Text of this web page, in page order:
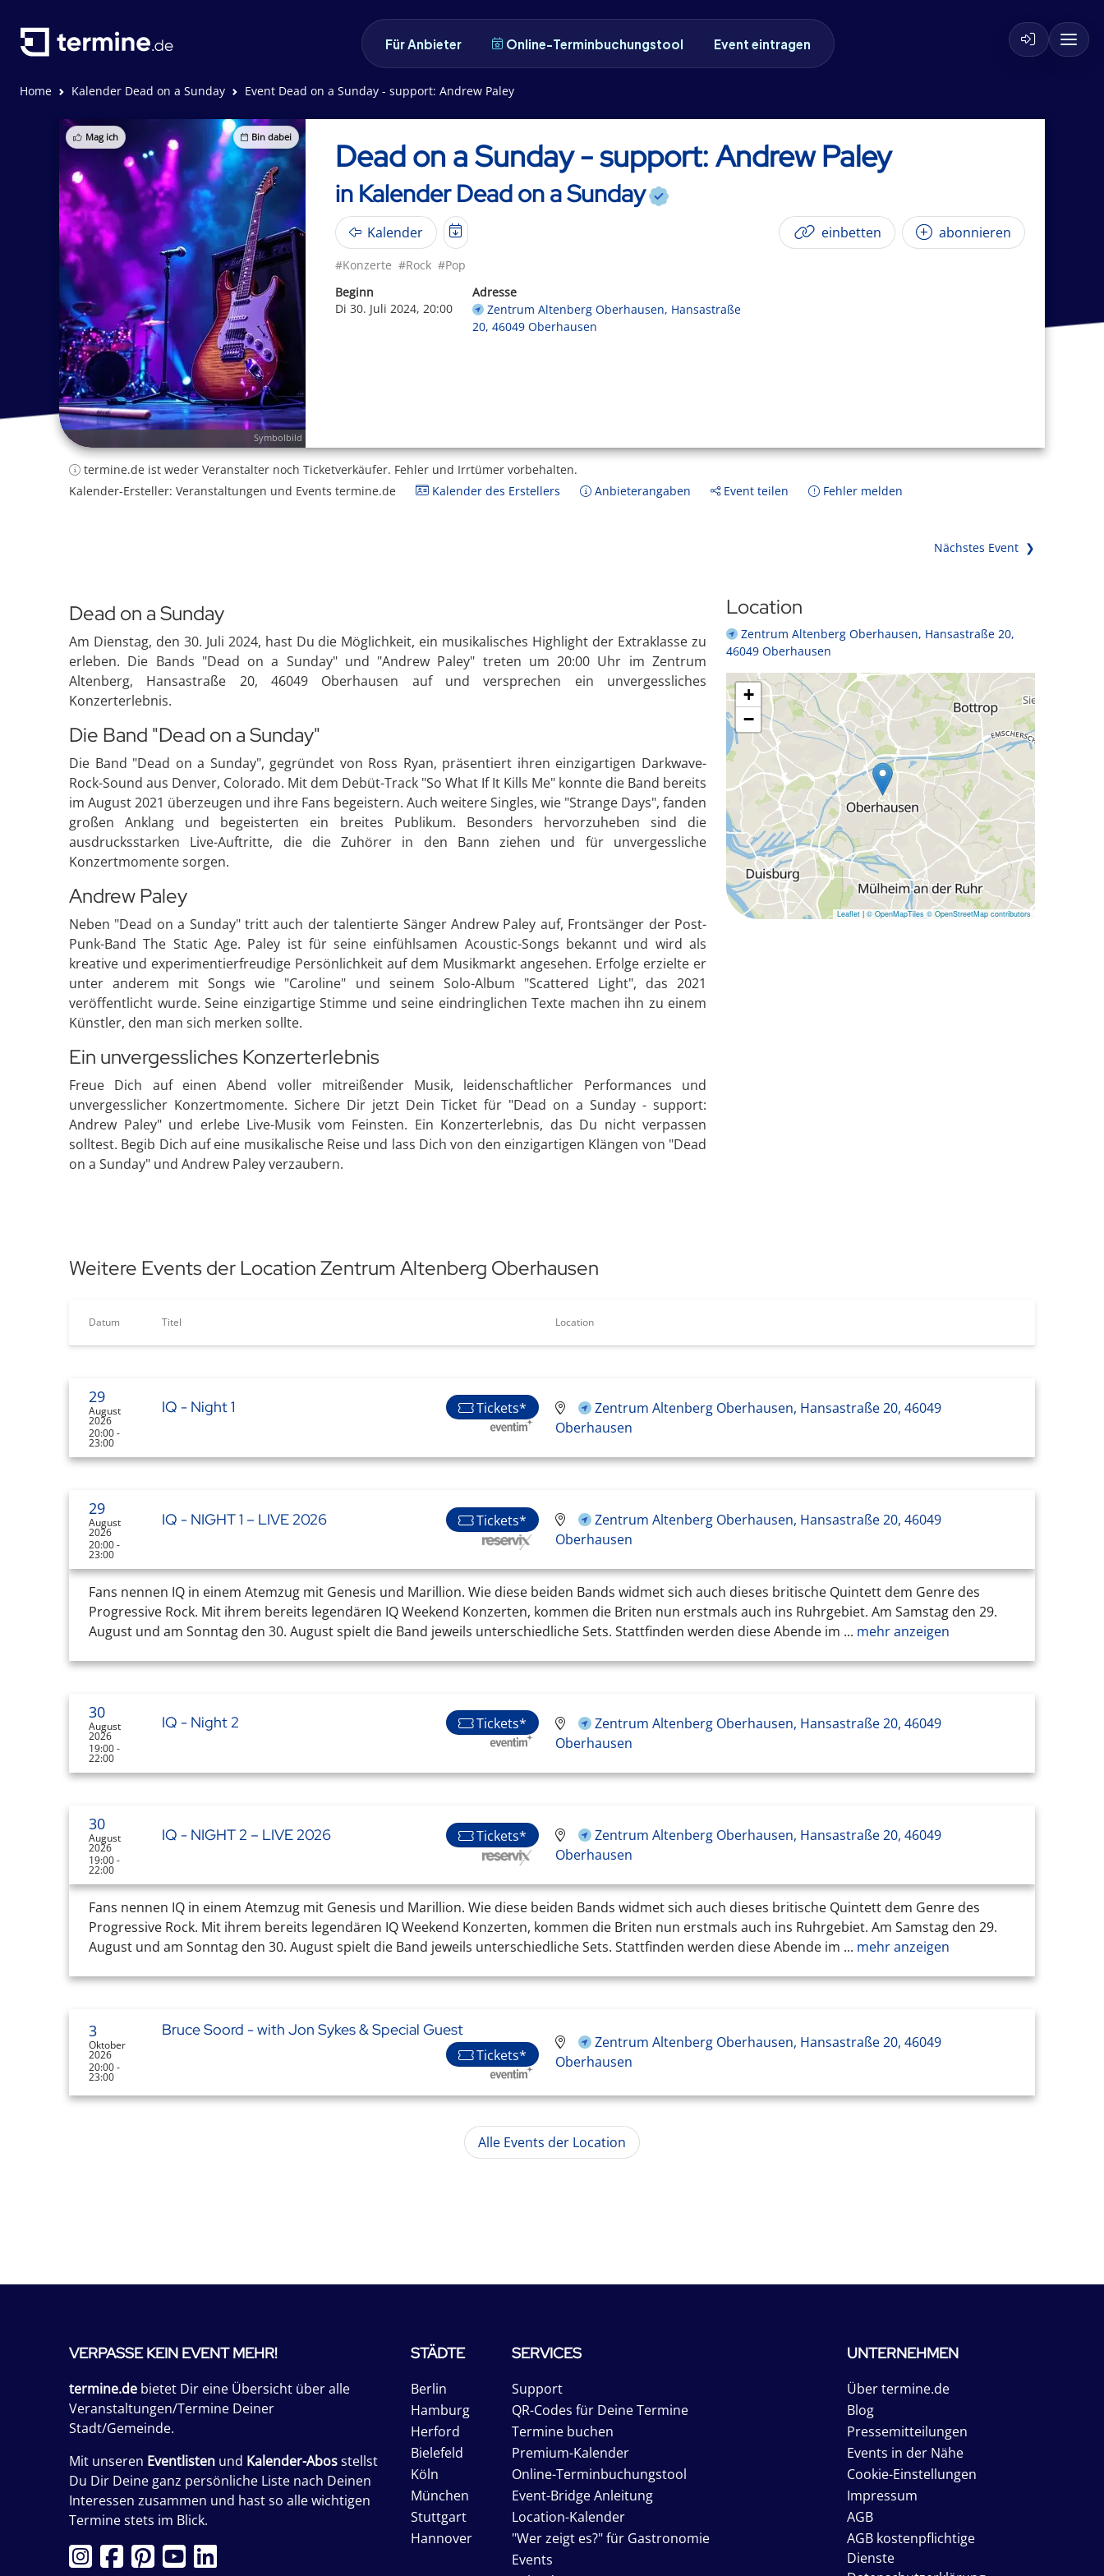
Für Anbieter Online-Terminbuchungstool Event eintragen
Home Kalender Dead on a Sunday Event Dead on a Sunday - support: Andrew Paley
Mag ich Bin dabei
Symbolbild
Dead on a Sunday - support: Andrew Paley
in Kalender Dead on a Sunday
Kalender einbetten abonnieren
#Konzerte #Rock #Pop
Beginn
Di 30. Juli 2024, 20:00
Adresse
Zentrum Altenberg Oberhausen, Hansastraße
20, 46049 Oberhausen
termine.de ist weder Veranstalter noch Ticketverkäufer. Fehler und Irrtümer vorbehalten.
Kalender-Ersteller: Veranstaltungen und Events termine.de
Kalender des Erstellers Anbieterangaben Event teilen Fehler melden
Nächstes Event ❯
Dead on a Sunday
Am Dienstag, den 30. Juli 2024, hast Du die Möglichkeit, ein musikalisches Highlight der Extraklasse zu
erleben. Die Bands "Dead on a Sunday" und "Andrew Paley" treten um 20:00 Uhr im Zentrum
Altenberg, Hansastraße 20, 46049 Oberhausen auf und versprechen ein unvergessliches
Konzerterlebnis.
Die Band "Dead on a Sunday"
Die Band "Dead on a Sunday", gegründet von Ross Ryan, präsentiert ihren einzigartigen Darkwave-
Rock-Sound aus Denver, Colorado. Mit dem Debüt-Track "So What If It Kills Me" konnte die Band bereits
im August 2021 überzeugen und ihre Fans begeistern. Auch weitere Singles, wie "Strange Days", fanden
großen Anklang und begeisterten ein breites Publikum. Besonders hervorzuheben sind die
ausdrucksstarken Live-Auftritte, die die Zuhörer in den Bann ziehen und für unvergessliche
Konzertmomente sorgen.
Andrew Paley
Neben "Dead on a Sunday" tritt auch der talentierte Sänger Andrew Paley auf, Frontsänger der Post-
Punk-Band The Static Age. Paley ist für seine einfühlsamen Acoustic-Songs bekannt und wird als
kreative und experimentierfreudige Persönlichkeit auf dem Musikmarkt angesehen. Erfolge erzielte er
unter anderem mit Songs wie "Caroline" und seinem Solo-Album "Scattered Light", das 2021
veröffentlicht wurde. Seine einzigartige Stimme und seine eindringlichen Texte machen ihn zu einem
Künstler, den man sich merken sollte.
Ein unvergessliches Konzerterlebnis
Freue Dich auf einen Abend voller mitreißender Musik, leidenschaftlicher Performances und
unvergesslicher Konzertmomente. Sichere Dir jetzt Dein Ticket für "Dead on a Sunday - support:
Andrew Paley" und erlebe Live-Musik vom Feinsten. Ein Konzerterlebnis, das Du nicht verpassen
solltest. Begib Dich auf eine musikalische Reise und lass Dich von den einzigartigen Klängen von "Dead
on a Sunday" und Andrew Paley verzaubern.
Location
Zentrum Altenberg Oberhausen, Hansastraße 20,
46049 Oberhausen
+
−
Leaflet | © OpenMapTiles © OpenStreetMap contributors
Weitere Events der Location Zentrum Altenberg Oberhausen
Datum Titel Location
29
August
2026
20:00 -
23:00
IQ - Night 1 Tickets*
Zentrum Altenberg Oberhausen, Hansastraße 20, 46049
Oberhausen
29
August
2026
20:00 -
23:00
IQ - NIGHT 1 – LIVE 2026 Tickets*
Zentrum Altenberg Oberhausen, Hansastraße 20, 46049
Oberhausen
Fans nennen IQ in einem Atemzug mit Genesis und Marillion. Wie diese beiden Bands widmet sich auch dieses britische Quintett dem Genre des
Progressive Rock. Mit ihrem bereits legendären IQ Weekend Konzerten, kommen die Briten nun erstmals auch ins Ruhrgebiet. Am Samstag den 29.
August und am Sonntag den 30. August spielt die Band jeweils unterschiedliche Sets. Stattfinden werden diese Abende im ... mehr anzeigen
30
August
2026
19:00 -
22:00
IQ - Night 2 Tickets*
Zentrum Altenberg Oberhausen, Hansastraße 20, 46049
Oberhausen
30
August
2026
19:00 -
22:00
IQ - NIGHT 2 – LIVE 2026 Tickets*
Zentrum Altenberg Oberhausen, Hansastraße 20, 46049
Oberhausen
Fans nennen IQ in einem Atemzug mit Genesis und Marillion. Wie diese beiden Bands widmet sich auch dieses britische Quintett dem Genre des
Progressive Rock. Mit ihrem bereits legendären IQ Weekend Konzerten, kommen die Briten nun erstmals auch ins Ruhrgebiet. Am Samstag den 29.
August und am Sonntag den 30. August spielt die Band jeweils unterschiedliche Sets. Stattfinden werden diese Abende im ... mehr anzeigen
3
Oktober
2026
20:00 -
23:00
Bruce Soord - with Jon Sykes & Special Guest
Tickets*
Zentrum Altenberg Oberhausen, Hansastraße 20, 46049
Oberhausen
Alle Events der Location
VERPASSE KEIN EVENT MEHR!
termine.de bietet Dir eine Übersicht über alle
Veranstaltungen/Termine Deiner
Stadt/Gemeinde.
Mit unseren Eventlisten und Kalender-Abosstellst
Du Dir Deine ganz persönliche Liste nach Deinen
Interessen zusammen und hast so alle wichtigen
Termine stets im Blick.
STÄDTE
Berlin
Hamburg
Herford
Bielefeld
Köln
München
Stuttgart
Hannover
SERVICES
Support
QR-Codes für Deine Termine
Termine buchen
Premium-Kalender
Online-Terminbuchungstool
Event-Bridge Anleitung
Location-Kalender
"Wer zeigt es?" für Gastronomie
Events
UNTERNEHMEN
Über termine.de
Blog
Pressemitteilungen
Events in der Nähe
Cookie-Einstellungen
Impressum
AGB
AGB kostenpflichtige
Dienste